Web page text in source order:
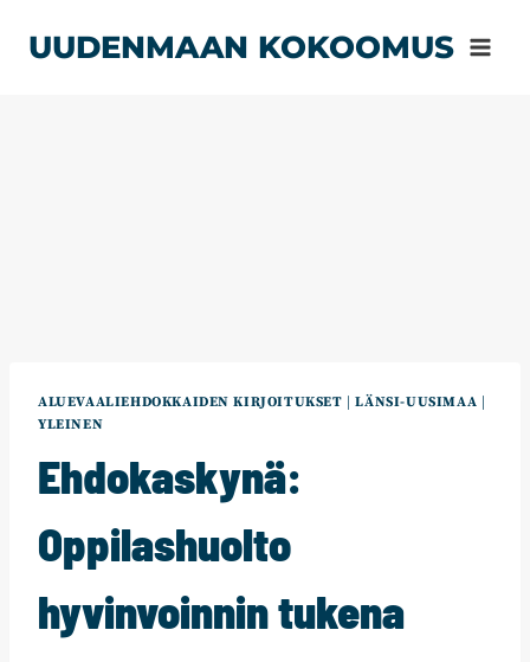
sisältöön
UUDENMAAN KOKOOMUS
ALUEVAALIEHDOKKAIDEN KIRJOITUKSET |LÄNSI-UUSIMAA |
YLEINEN
Ehdokaskynä:
Oppilashuolto
hyvinvoinnin tukena